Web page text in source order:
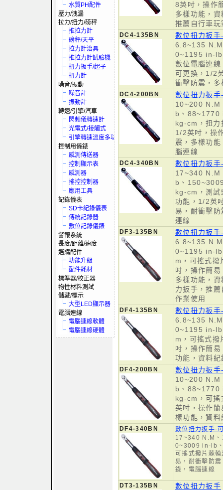
水質PH配件
壓力/洩漏
拉力/扭力/磅秤
推拉力計
磅秤/天平
拉力計治具
推拉力計試驗機
扭力扳手/起子
扭力計
噪音/振動
噪音計
振動計
轉速/引擎/汽車
閃頻儀轉速計
光電式/接觸式
引擎轉速溫度多功電表
控制用儀錶
感測傳送器
控制顯示表
感測器
搖控控制器
應用工具
記錄儀表
SD卡紀錄儀表
傳統記錄器
數位記錄儀錶
警報系統
長度/距離/速度
選購配件
功能升級
配件耗材
標準器/校正器
物性材料測試
儲藏/標示
大型LED顯示器
電腦連線
電腦連線軟體
電腦連線硬體
8英吋，操作
多樣功能，
推薦自行車
DC4-135BN
數位扭力扳
6.8~135
0~1195 in-
數位電腦連
可更換，1/2
衝擊防震，
DC4-200BN
數位扭力扳
10~200
b、
kg-cm，扭力
1/2英吋，操
震，多樣功
腦連線
DC4-340BN
數位扭力扳
17~340
b、
kg-cm，測試
功能，1/2英
易，耐衝擊
連線
DF3-135BN
數位扭力扳
6.8~135
0~1195 in-
m，可搖式撥
吋，操作簡
多樣功能，
力扳手，推
作業使用
DF4-135BN
數位扭力扳
6.8~135
0~1195 in-
m，可搖式撥
吋，操作簡
功能，資料
DF4-200BN
數位扭力扳
10~200
b、
kg-cm，可搖
英吋，操作
樣功能，資
DF4-340BN
數位扭力扳手-
17~340 N.M
0~3009 in-lb
可搖式撥片棘
易，耐衝擊防
錄，電腦連線
DT3-135BN 數位扭力扳手